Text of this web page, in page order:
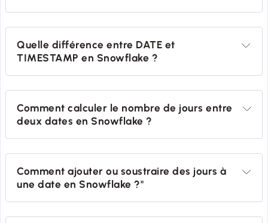
Quelle différence entre DATE et
TIMESTAMP en Snowflake ?
Comment calculer le nombre de jours entre
deux dates en Snowflake ?
Comment ajouter ou soustraire des jours à
une date en Snowflake ?"